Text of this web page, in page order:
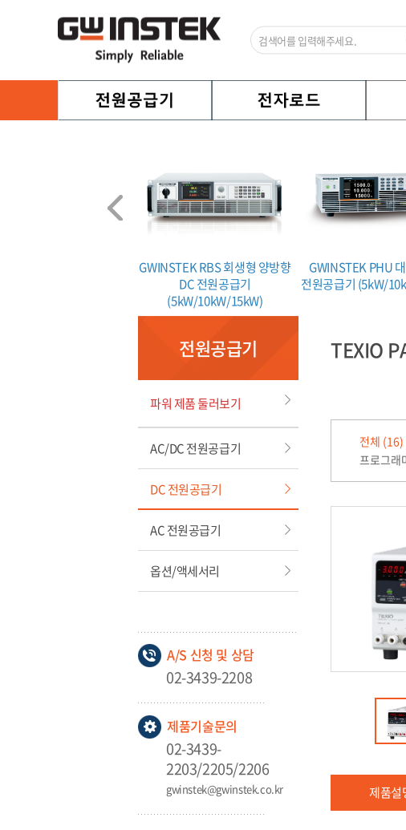
GWINSTEK RBS 회생형 양방향
DC 전원공급기
(5kW/10kW/15kW)
GWINSTEK PHU
전원공급기 (5kW/
전원공급기
파워 제품 둘러보기
AC/DC 전원공급기
DC 전원공급기
AC 전원공급기
옵션/액세서리
A/S 신청 및 상담
02-3439-2208
제품기술문의
02-3439-
2203/2205/2206
gwinstek@gwinstek.co.kr
TEXIO
전체 (16)
프로그래
제품설